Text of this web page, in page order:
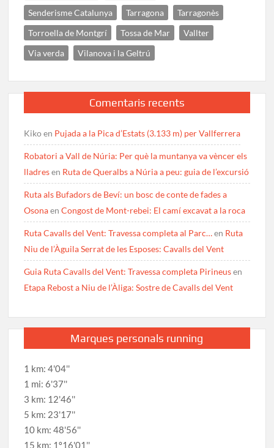
Senderisme Catalunya
Tarragona
Tarragonès
Torroella de Montgrí
Tossa de Mar
Vallter
Via verda
Vilanova i la Geltrú
Comentaris recents
Kikoen Pujada a la Pica d’Estats (3.133 m) per Vallferrera
Robatori a Vall de Núria: Per què la muntanya va vèncer els
lladresen Ruta de Queralbs a Núria a peu: guia de l’excursió
Ruta als Bufadors de Beví: un bosc de conte de fades a
OsonaenCongost de Mont-rebei: El camí excavat a la roca
Ruta Cavalls del Vent: Travessa completa al Parc…en Ruta
Niu de l’Àguila Serrat de les Esposes: Cavalls del Vent
Guia Ruta Cavalls del Vent: Travessa completa Pirineusen
Etapa Rebost a Niu de l’Àliga: Sostre de Cavalls del Vent
Marques personals running
1 km: 4'04''
1 mi: 6'37''
3 km: 12'46''
5 km: 23'17''
10 km: 48'56''
15 km: 1º16'01''